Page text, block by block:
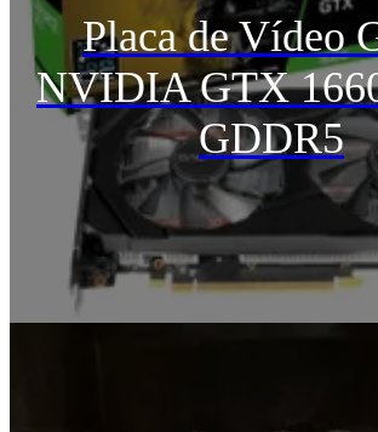
Placa de Vídeo
NVIDIA GTX
GDDR5